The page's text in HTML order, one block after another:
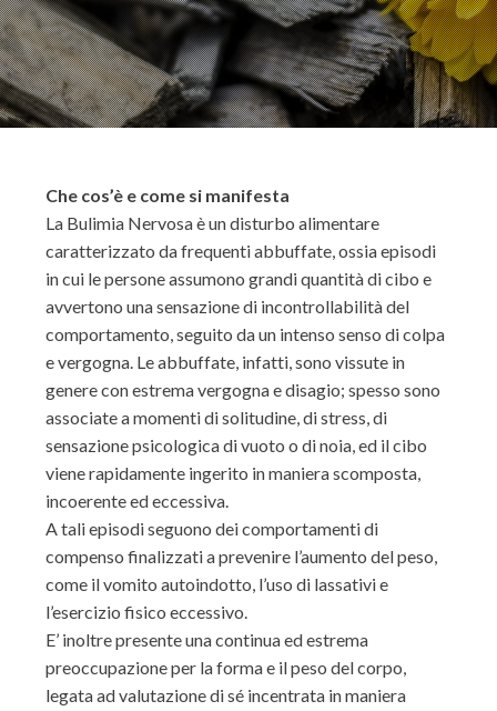
Che cos’è e come si manifesta
La Bulimia Nervosa è un disturbo alimentare
caratterizzato da frequenti abbuffate, ossia episodi
in cui le persone assumono grandi quantità di cibo e
avvertono una sensazione di incontrollabilità del
comportamento, seguito da un intenso senso di colpa
e vergogna. Le abbuffate, infatti, sono vissute in
genere con estrema vergogna e disagio; spesso sono
associate a momenti di solitudine, di stress, di
sensazione psicologica di vuoto o di noia, ed il cibo
viene rapidamente ingerito in maniera scomposta,
incoerente ed eccessiva.
A tali episodi seguono dei comportamenti di
compenso finalizzati a prevenire l’aumento del peso,
come il vomito autoindotto, l’uso di lassativi e
l’esercizio fisico eccessivo.
E’ inoltre presente una continua ed estrema
preoccupazione per la forma e il peso del corpo,
legata ad valutazione di sé incentrata in maniera